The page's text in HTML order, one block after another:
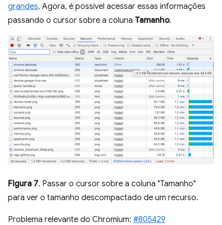
grandes. Agora, é possível acessar essas informações
passando o cursor sobre a coluna Tamanho.
Figura 7. Passar o cursor sobre a coluna "Tamanho"
para ver o tamanho descompactado de um recurso.
Problema relevante do Chromium: #805429